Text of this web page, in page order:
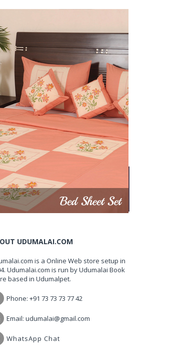
UDUMALAI.COM
is a Online Web store setup in
Udumalai.com is run by Udumalai Book
based in Udumalpet.
Phone: +91 73 73 73 77 42
Email: udumalai@gmail.com
WhatsApp Chat